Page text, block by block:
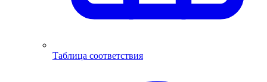
Таблица соответствия